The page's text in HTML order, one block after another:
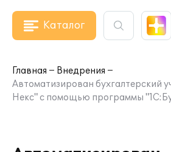
Каталог
Главная
Внедрения
Автоматизирован бухгалтерский
Некс" с помощью программы